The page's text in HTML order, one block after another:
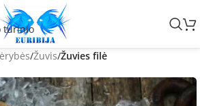
turinio
Žuvis Žuvies filė